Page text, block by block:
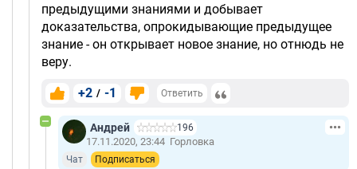
предыдущими знаниями и добывает
доказательства, опрокидывающие предыдущее
знание - он открывает новое знание, но отнюдь не
веру.
+2 / -1 Ответить
Андрей 196
17.11.2020, 23:44 Горловка
Чат Подписаться